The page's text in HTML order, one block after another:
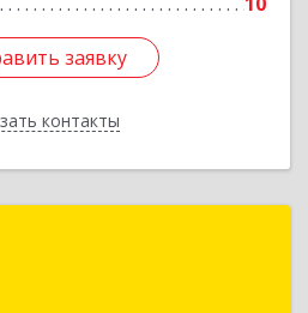
заявку
контакты
заявку
Назад
край, Красноярск г,